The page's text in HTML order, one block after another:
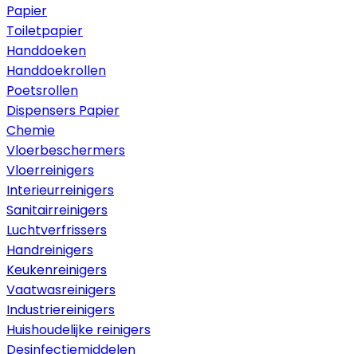
Papier
Toiletpapier
Handdoeken
Handdoekrollen
Poetsrollen
Dispensers Papier
Chemie
Vloerbeschermers
Vloerreinigers
Interieurreinigers
Sanitairreinigers
Luchtverfrissers
Handreinigers
Keukenreinigers
Vaatwasreinigers
Industriereinigers
Huishoudelijke reinigers
Desinfectiemiddelen